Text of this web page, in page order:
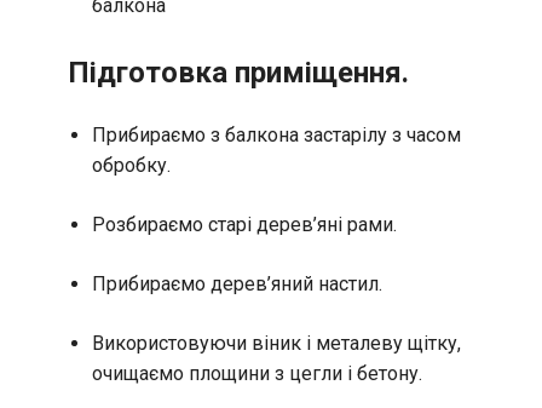
балкона
Підготовка приміщення.
Прибираємо з балкона застарілу з часом
обробку.
Розбираємо старі дерев’яні рами.
Прибираємо дерев’яний настил.
Використовуючи віник і металеву щітку,
очищаємо площини з цегли і бетону.